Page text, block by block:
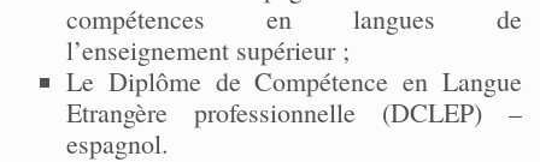
compétences en langues de
l’enseignement supérieur ;
Le Diplôme de Compétence en Langue
Etrangère professionnelle (DCLEP) –
espagnol.